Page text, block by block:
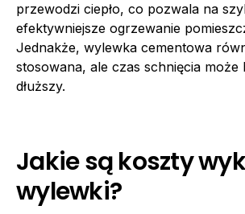
przewodzi ciepło, co pozwala na
efektywniejsze ogrzewanie
Jednakże, wylewka cementowa
stosowana, ale czas schnięcia może
dłuższy.
Jakie są koszty
wylewki?